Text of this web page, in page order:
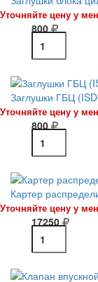
Уточняйте цену у
800
Заглушки ГБЦ
Уточняйте цену у
800
Картер
Уточняйте цену у
17250